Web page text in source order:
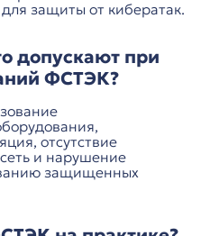
защиты от кибератак.
допускают при
ФСТЭК?
отсутствие
и нарушение
защищенных